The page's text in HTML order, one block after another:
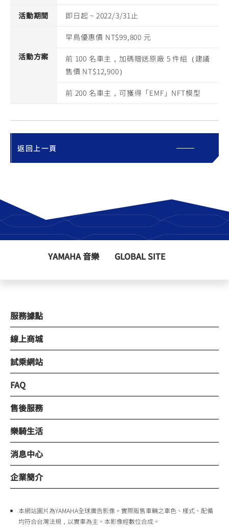
活動期間 即日起 ~ 2022/3/31止
活動方案
早鳥優惠價 NT$99,800 元
前 100 名車主，加碼贈送原廠 5 件組（建議
售價 NT$12,900）
前 200 名車主，可獲得「EMF」NFT模型
返回上一頁
YAMAHA 音樂 GLOBAL SITE
服務據點
線上商城
試乘網站
FAQ
售後服務
樂騎生活
消息中心
企業簡介
本網站圖片為YAMAHA全球廣告影像。實際販售車輛之車色、樣式、配備
均符合台灣法規，以實車為主。本影像經數位合成。